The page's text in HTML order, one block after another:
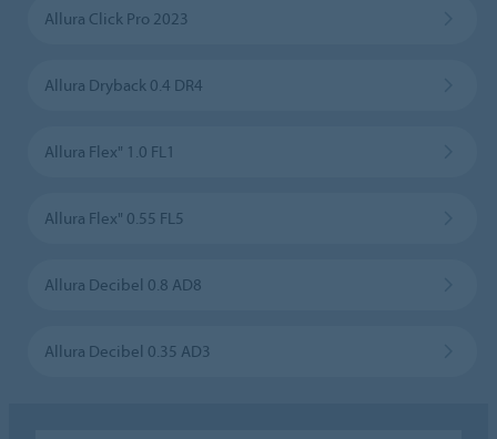
Allura Click Pro 2023
Allura Dryback 0.4 DR4
Allura Flex" 1.0 FL1
Allura Flex" 0.55 FL5
Allura Decibel 0.8 AD8
Allura Decibel 0.35 AD3